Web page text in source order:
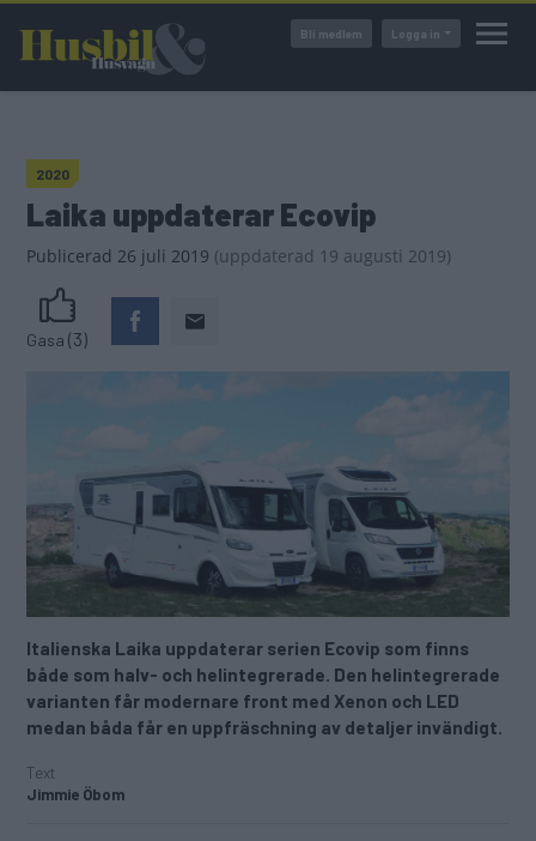
huvudinnehåll
Bli medlem Logga in
2020
Laika uppdaterar Ecovip
Publicerad 26 juli 2019 (uppdaterad 19 augusti 2019)
Gasa (3)
Italienska Laika uppdaterar serien Ecovip som finns
både som halv- och helintegrerade. Den helintegrerade
varianten får modernare front med Xenon och LED
medan båda får en uppfräschning av detaljer invändigt.
Text
Jimmie Öbom